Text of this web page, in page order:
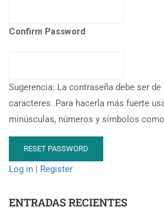
Confirm Password
Sugerencia: La contraseña debe ser
caracteres. Para hacerla más fuerte
minúsculas, números y símbolos como
Log in | Register
ENTRADAS RECIENTES